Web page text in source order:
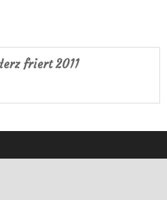
friert 2011